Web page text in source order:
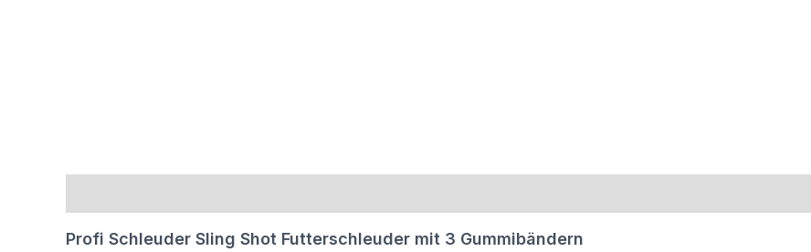
Profi Schleuder Sling Shot Futterschleuder mit 3 Gummibändern